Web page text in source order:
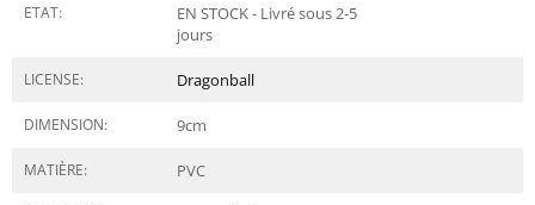
ETAT:
EN STOCK - Livré sous 2-5
jours
LICENSE: Dragonball
DIMENSION: 9cm
MATIÈRE: PVC